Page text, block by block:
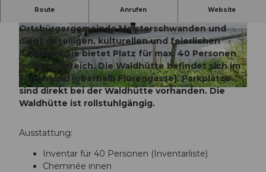
© Gemeinde Meisterschwanden
© Seetal Tourismus, Seetal Tourismus © Seetal Tourismus, Seetal Tourismus
Route Anrufen Website
Ortsbürgergemeinde Meisterschwanden und
dient geselligen, kulturellen und feierlichen
Anlässen. Sie bietet Platz für max. 40 Personen
im Innenbereich. Die Waldhütte befindet sich im
Flurenwald (oberhalb Flurengasse). Parkplätze
sind direkt bei der Waldhütte vorhanden. Die
Waldhütte ist rollstuhlgängig.
Ausstattung:
Inventar für 40 Personen (Inventarliste)
Cheminée innen